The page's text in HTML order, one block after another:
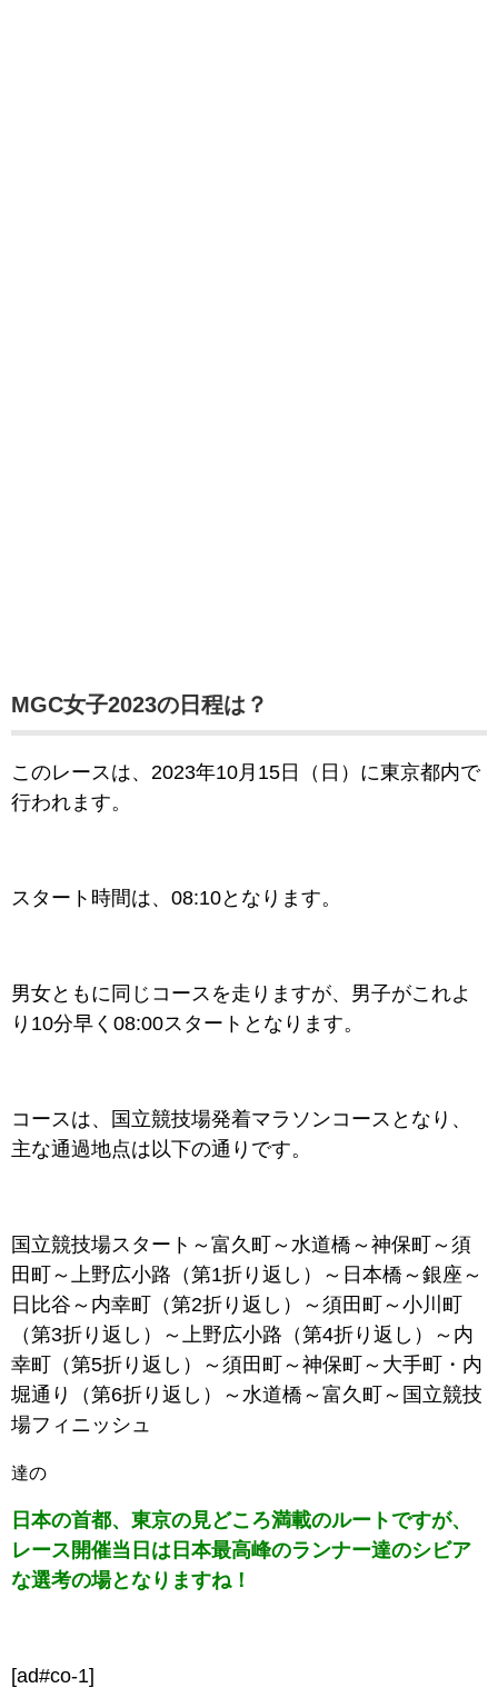
MGC女子2023の日程は？
このレースは、2023年10月15日（日 ）に東京都内で
行われます。
スタート時間は、08:10となります。
男女ともに同じコースを走りますが、男子がこれよ
り10分早く08:00スタートとなります。
コースは、国立競技場発着マラソンコースとなり、
主な通過地点は以下の通りです。
国立競技場スタート～富久町～水道橋～神保町～須
田町～上野広小路（第1折り返し）～日本橋～銀座～
日比谷～内幸町（第2折り返し）～須田町～小川町
（第3折り返し）～上野広小路（第4折り返し）～内
幸町（第5折り返し）～須田町～神保町～大手町・内
堀通り（第6折り返し）～水道橋～富久町～国立競技
場フィニッシュ
達の
日本の首都、東京の見どころ満載のルートですが、
レース開催当日は日本最高峰のランナー達のシビア
な選考の場となりますね！
[ad#co-1]